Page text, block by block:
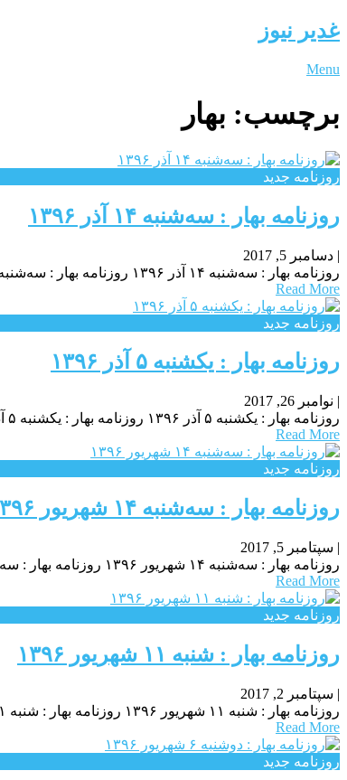
غدیر نیوز
Menu
برچسب: بهار
روزنامه جدید
روزنامه بهار : سه‌شنبه ۱۴ آذر ۱۳۹۶
| دسامبر 5, 2017
روزنامه بهار : سه‌شنبه ۱۴ آذر ۱۳۹۶ روزنامه بهار : سه‌شنبه ۱۴ آذر ۱۳۹۶ روزنامه بهار : سه‌شنبه ۱۴ آذر ۱۳۹۶
Read More
روزنامه جدید
روزنامه بهار : یکشنبه‌ ۵ آذر ۱۳۹۶
| نوامبر 26, 2017
روزنامه بهار : یکشنبه‌ ۵ آذر ۱۳۹۶ روزنامه بهار : یکشنبه‌ ۵ آذر ۱۳۹۶ روزنامه بهار : یکشنبه‌ ۵ آذر ۱۳۹۶
Read More
روزنامه جدید
روزنامه بهار : سه‌شنبه ۱۴ شهريور ۱۳۹۶
| سپتامبر 5, 2017
روزنامه بهار : سه‌شنبه ۱۴ شهريور ۱۳۹۶ روزنامه بهار : سه‌شنبه ۱۴ شهريور ۱۳۹۶ روزنامه بهار : سه‌شنبه ۱۴ شهريور ۱۳۹۶
Read More
روزنامه جدید
روزنامه بهار : شنبه ۱۱ شهريور ۱۳۹۶
| سپتامبر 2, 2017
روزنامه بهار : شنبه ۱۱ شهريور ۱۳۹۶ روزنامه بهار : شنبه ۱۱ شهريور ۱۳۹۶ روزنامه بهار : شنبه ۱۱ شهريور ۱۳۹۶
Read More
روزنامه جدید